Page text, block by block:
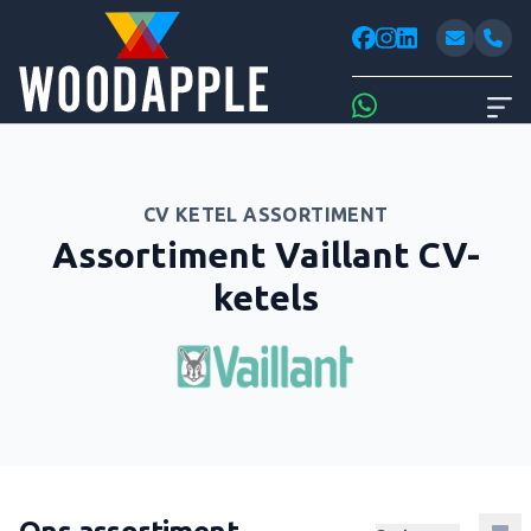
facebook
instagram
linkedin
Whatsapp
CV KETEL ASSORTIMENT
Assortiment Vaillant CV-
ketels